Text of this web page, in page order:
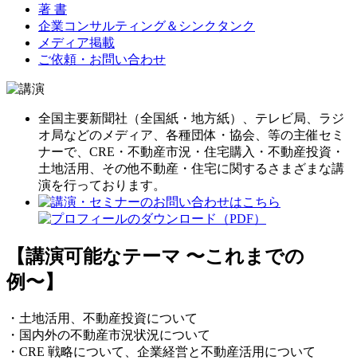
著 書
企業コンサルティング＆シンクタンク
メディア掲載
ご依頼・お問い合わせ
全国主要新聞社（全国紙・地方紙）、テレビ局、ラジ
オ局などのメディア、各種団体・協会、等の主催セミ
ナーで、CRE・不動産市況・住宅購入・不動産投資・
土地活用、その他不動産・住宅に関するさまざまな講
演を行っております。
【講演可能なテーマ 〜これまでの
例〜】
・土地活用、不動産投資について
・国内外の不動産市況状況について
・CRE 戦略について、企業経営と不動産活用について